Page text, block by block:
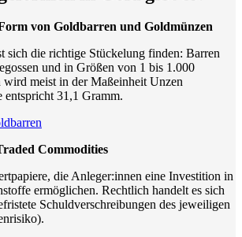
von Goldbarren und Goldmünzen
sich die richtige Stückelung finden: Barren
und in Größen von 1 bis 1.000
meist in der Maßeinheit Unzen
entspricht 31,1 Gramm.
Commodities
die Anleger:innen eine Investition in
ermöglichen. Rechtlich handelt es sich
Schuldverschreibungen des jeweiligen